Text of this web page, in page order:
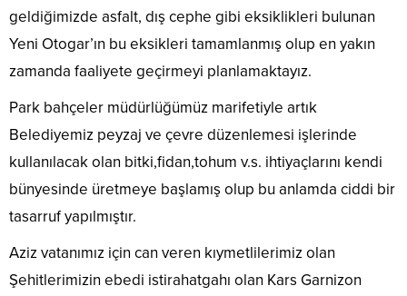
geldiğimizde asfalt, dış cephe gibi eksiklikleri bulunan
Yeni Otogar’ın bu eksikleri tamamlanmış olup en yakın
zamanda faaliyete geçirmeyi planlamaktayız.
​Park bahçeler müdürlüğümüz marifetiyle artık
Belediyemiz peyzaj ve çevre düzenlemesi işlerinde
kullanılacak olan bitki,fidan,tohum v.s. ihtiyaçlarını kendi
bünyesinde üretmeye başlamış olup bu anlamda ciddi bir
tasarruf yapılmıştır.
Aziz vatanımız için can veren kıymetlilerimiz olan
Şehitlerimizin ebedi istirahatgahı olan Kars Garnizon